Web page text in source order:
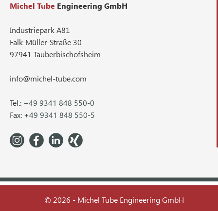
Michel Tube Engineering GmbH
Industriepark A81
Falk-Müller-Straße 30
97941 Tauberbischofsheim
info@michel-tube.com
Tel.: +49 9341 848 550-0
Fax: +49 9341 848 550-5
© 2026 - Michel Tube Engineering GmbH